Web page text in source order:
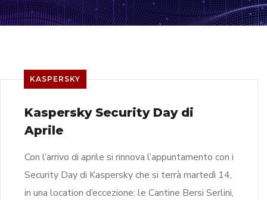
KASPERSKY
Kaspersky Security Day di
Aprile
Con l’arrivo di aprile si rinnova l’appuntamento con i
Security Day di Kaspersky che si terrà martedì 14,
in una location d’eccezione: le Cantine Bersi Serlini,